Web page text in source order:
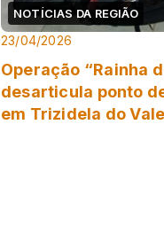
NOTÍCIAS DA REGIÃO
23/04/2026
Operação “Rainha
desarticula ponto
em Trizidela do Vale